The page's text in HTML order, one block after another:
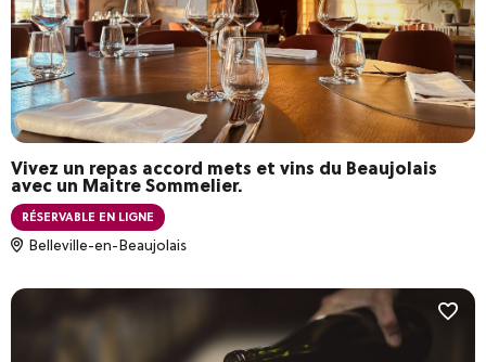
Vivez un repas accord mets et vins du Beaujolais
avec un Maitre Sommelier.
RÉSERVABLE EN LIGNE
Belleville-en-Beaujolais